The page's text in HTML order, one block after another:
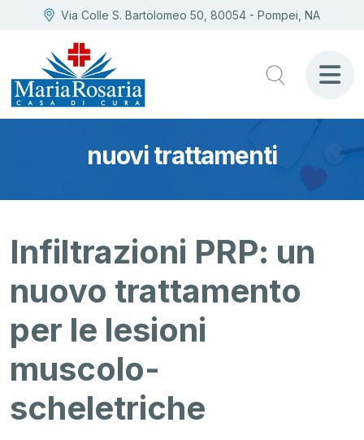
Via Colle S. Bartolomeo 50, 80054 - Pompei, NA
nuovi trattamenti
Infiltrazioni PRP: un
nuovo trattamento
per le lesioni
muscolo-
scheletriche